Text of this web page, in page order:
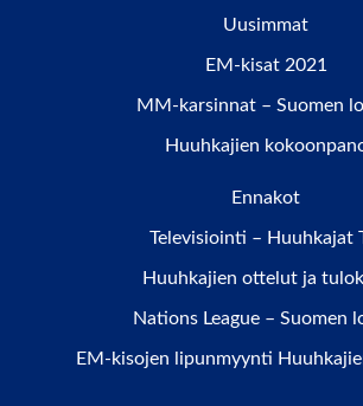
Uusimmat
EM-kisat 2021
MM-karsinnat – Suomen
Huuhkajien
Ennakot
Televisiointi – Huuhkajat
Huuhkajien ottelut ja
Nations League – Suomen
EM-kisojen lipunmyynti